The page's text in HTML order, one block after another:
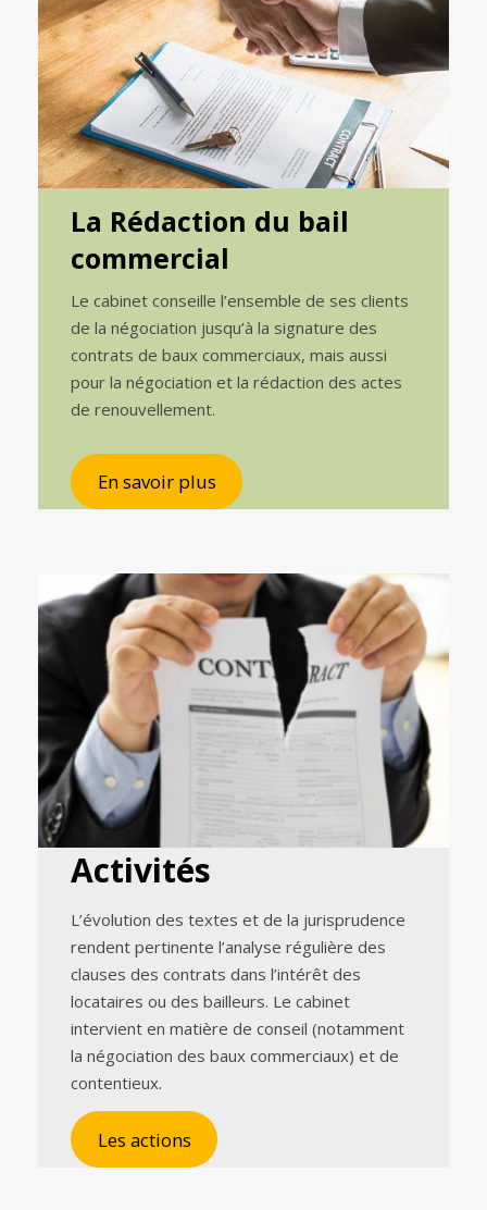
La Rédaction du bail
commercial
Le cabinet conseille l’ensemble de ses clients
de la négociation jusqu’à la signature des
contrats de baux commerciaux, mais aussi
pour la négociation et la rédaction des actes
de renouvellement.
En savoir plus
Activités
L’évolution des textes et de la jurisprudence
rendent pertinente l’analyse régulière des
clauses des contrats dans l’intérêt des
locataires ou des bailleurs. Le cabinet
intervient en matière de conseil (notamment
la négociation des baux commerciaux) et de
contentieux.
Les actions